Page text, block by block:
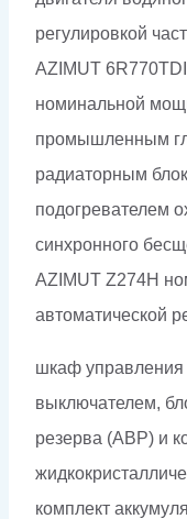
регулировкой
AZIMUT
номинальной
промышленным
радиаторным
подогревателем
синхронного
AZIMUT Z274H
автоматической
шкаф управления
выключателем,
резерва (АВР) и
комплект